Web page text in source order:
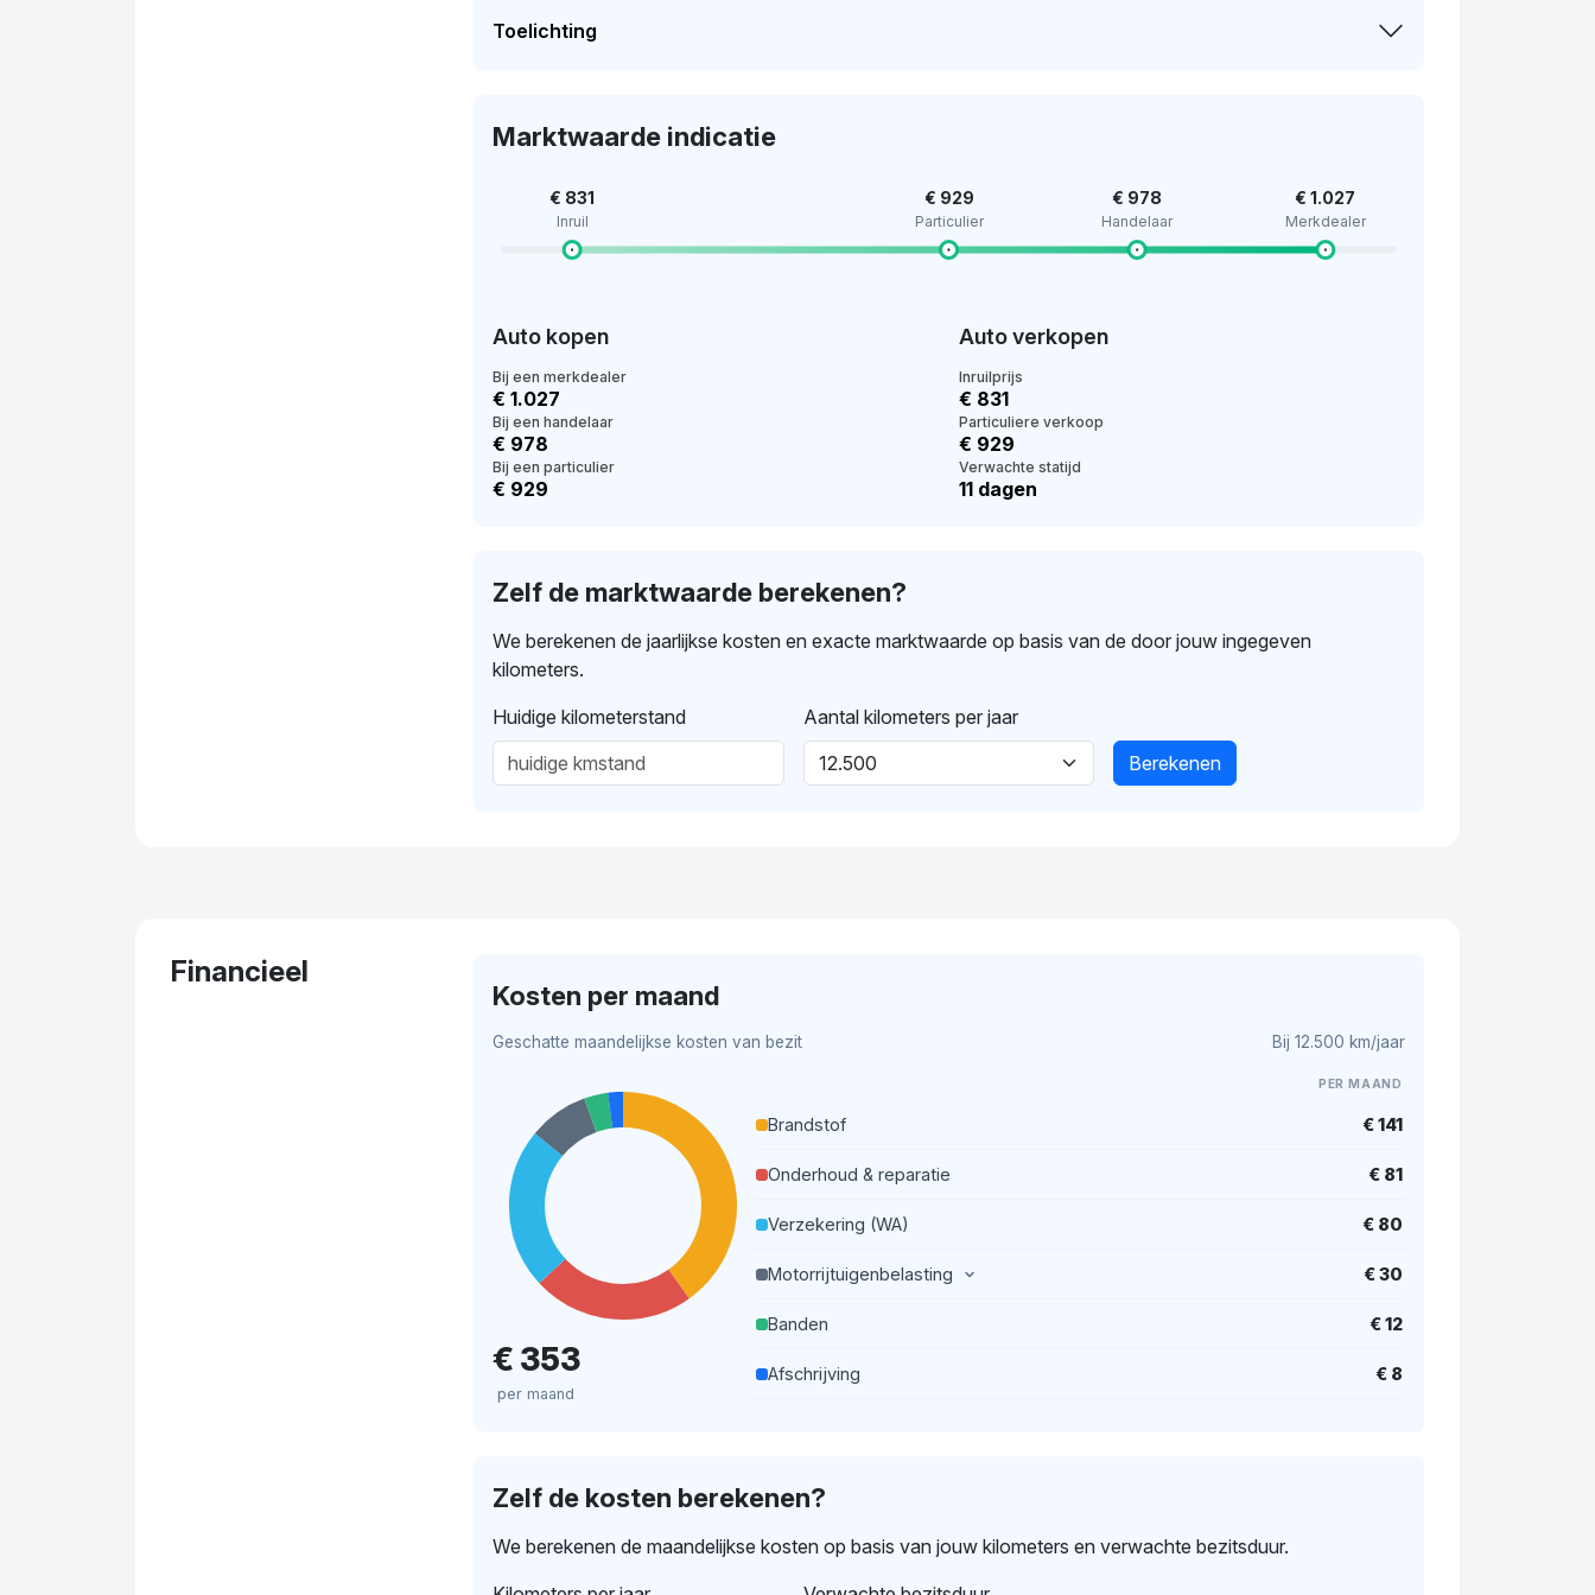
Toelichting
Marktwaarde indicatie
€ 831
Inruil
€ 929
Particulier
€ 978
Handelaar
€ 1.027
Merkdealer
Auto kopen
Bij een merkdealer
€ 1.027
Bij een handelaar
€ 978
Bij een particulier
€ 929
Auto verkopen
Inruilprijs
€ 831
Particuliere verkoop
€ 929
Verwachte statijd
11 dagen
Zelf de marktwaarde berekenen?
We berekenen de jaarlijkse kosten en exacte marktwaarde op basis van de door jouw ingegeven
kilometers.
Huidige kilometerstand
Aantal kilometers per jaar
Berekenen
Financieel
Kosten per maand
Geschatte maandelijkse kosten van bezit Bij 12.500 km/jaar
€ 353
per maand
PER MAAND
Brandstof € 141
Onderhoud & reparatie € 81
Verzekering (WA) € 80
Motorrijtuigenbelasting € 30
Banden € 12
Afschrijving € 8
Zelf de kosten berekenen?
We berekenen de maandelijkse kosten op basis van jouw kilometers en verwachte bezitsduur.